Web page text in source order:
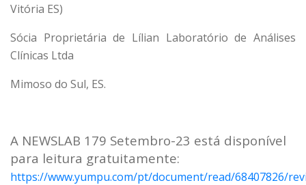
Vitória ES)
Sócia Proprietária de Lílian Laboratório de Análises
Clínicas Ltda
Mimoso do Sul, ES.
A NEWSLAB 179 Setembro-23 está disponível
para leitura gratuitamente:
https://www.yumpu.com/pt/document/read/68407826/